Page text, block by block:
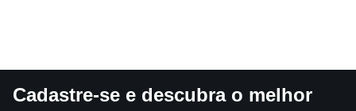
Cadastre-se e descubra o melhor